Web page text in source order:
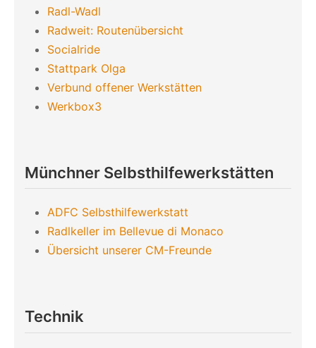
Radl-Wadl
Radweit: Routenübersicht
Socialride
Stattpark Olga
Verbund offener Werkstätten
Werkbox3
Münchner Selbsthilfewerkstätten
ADFC Selbsthilfewerkstatt
Radlkeller im Bellevue di Monaco
Übersicht unserer CM-Freunde
Technik